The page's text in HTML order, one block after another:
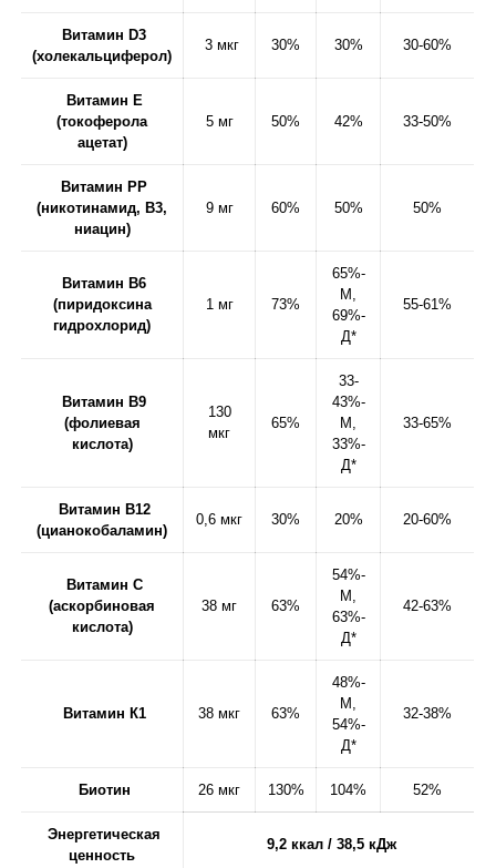
Витамин D3
(холекальциферол)
3 мкг 30% 30% 30-60%
Витамин Е
(токоферола
ацетат)
5 мг 50% 42% 33-50%
Витамин РР
(никотинамид, В3,
ниацин)
9 мг 60% 50% 50%
Витамин В6
(пиридоксина
гидрохлорид)
1 мг 73%
65%-
М,
69%-
Д*
55-61%
Витамин В9
(фолиевая
кислота)
130
мкг
65%
33-
43%-
М,
33%-
Д*
33-65%
Витамин В12
(цианокобаламин)
0,6 мкг 30% 20% 20-60%
Витамин С
(аскорбиновая
кислота)
38 мг 63%
54%-
М,
63%-
Д*
42-63%
Витамин К1 38 мкг 63%
48%-
М,
54%-
Д*
32-38%
Биотин 26 мкг 130% 104% 52%
Энергетическая
ценность
9,2 ккал / 38,5 кДж